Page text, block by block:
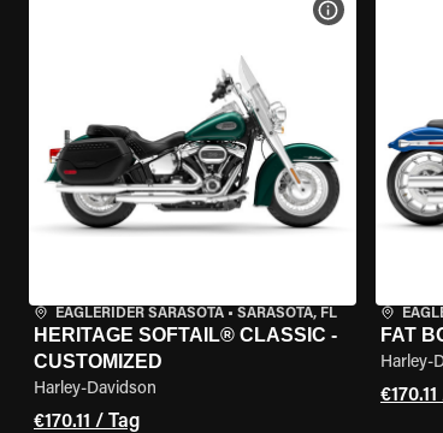
EAGLERIDER SARASOTA • SARASOTA, FL
HERITAGE SOFTAIL® CLASSIC -
CUSTOMIZED
Harley-Davidson
€170.11 / Tag
MOTORRAD-
FAT
Harley-